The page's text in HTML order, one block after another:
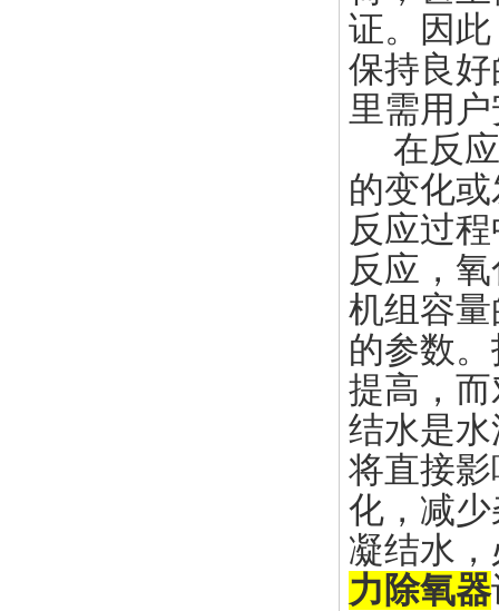
证。因
保持良
里需用
在反应
的变化
反应过
反应，
机组容
的参数
提高，
结水是
将直接
化，减
凝结水
力除氧器